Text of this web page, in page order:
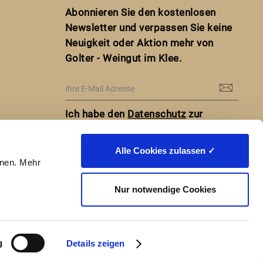
Mehr
Details zeigen
Alle Cookies zulassen ✓
Nur notwendige Cookies
Abonnieren Sie den kostenlosen
Newsletter und verpassen Sie keine
Neuigkeit oder Aktion mehr von
Golter - Weingut im Klee.
Ich habe den Datenschutzzur